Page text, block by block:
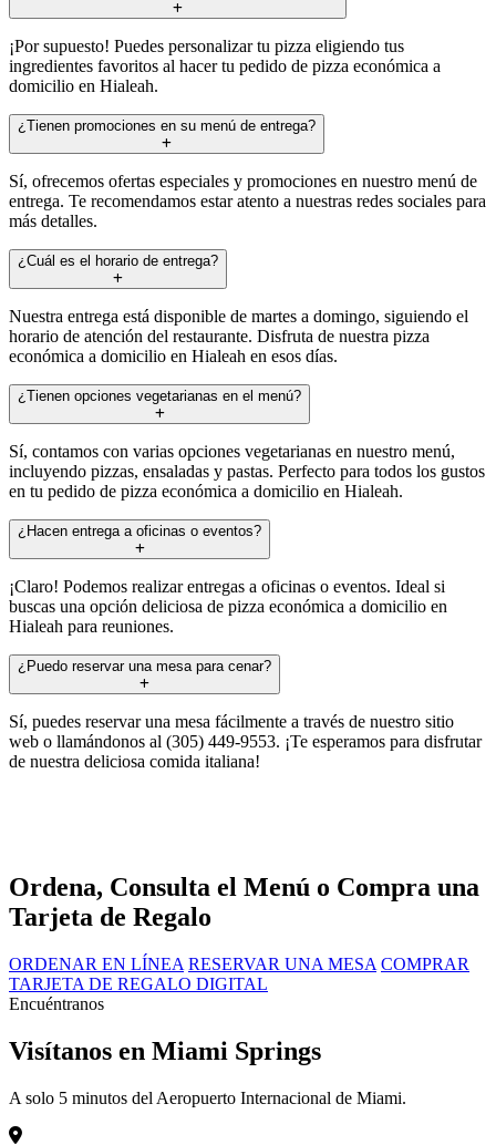
¡Por supuesto! Puedes personalizar tu pizza eligiendo tus
ingredientes favoritos al hacer tu pedido de pizza económica a
domicilio en Hialeah.
¿Tienen promociones en su menú de entrega?
Sí, ofrecemos ofertas especiales y promociones en nuestro menú de
entrega. Te recomendamos estar atento a nuestras redes sociales para
más detalles.
¿Cuál es el horario de entrega?
Nuestra entrega está disponible de martes a domingo, siguiendo el
horario de atención del restaurante. Disfruta de nuestra pizza
económica a domicilio en Hialeah en esos días.
¿Tienen opciones vegetarianas en el menú?
Sí, contamos con varias opciones vegetarianas en nuestro menú,
incluyendo pizzas, ensaladas y pastas. Perfecto para todos los gustos
en tu pedido de pizza económica a domicilio en Hialeah.
¿Hacen entrega a oficinas o eventos?
¡Claro! Podemos realizar entregas a oficinas o eventos. Ideal si
buscas una opción deliciosa de pizza económica a domicilio en
Hialeah para reuniones.
¿Puedo reservar una mesa para cenar?
Sí, puedes reservar una mesa fácilmente a través de nuestro sitio
web o llamándonos al (305) 449-9553. ¡Te esperamos para disfrutar
de nuestra deliciosa comida italiana!
Ordena, Consulta el Menú o Compra una
Tarjeta de Regalo
ORDENAR EN LÍNEA RESERVAR UNA MESA COMPRAR
TARJETA DE REGALO DIGITAL
Encuéntranos
Visítanos en Miami Springs
A solo 5 minutos del Aeropuerto Internacional de Miami.